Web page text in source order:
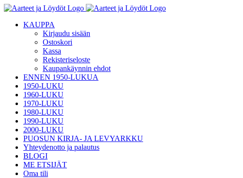
Skip
contentKAUPPA
Kirjaudu sisään
Ostoskori
Kassa
Rekisteriseloste
Kaupankäynnin ehdot
ENNEN 1950-LUKUA
1950-LUKU
1960-LUKU
1970-LUKU
1980-LUKU
1990-LUKU
2000-LUKU
PUOSUN KIRJA- JA LEVYARKKU
Yhteydenotto ja palautus
BLOGI
ME ETSIJÄT
Oma tili